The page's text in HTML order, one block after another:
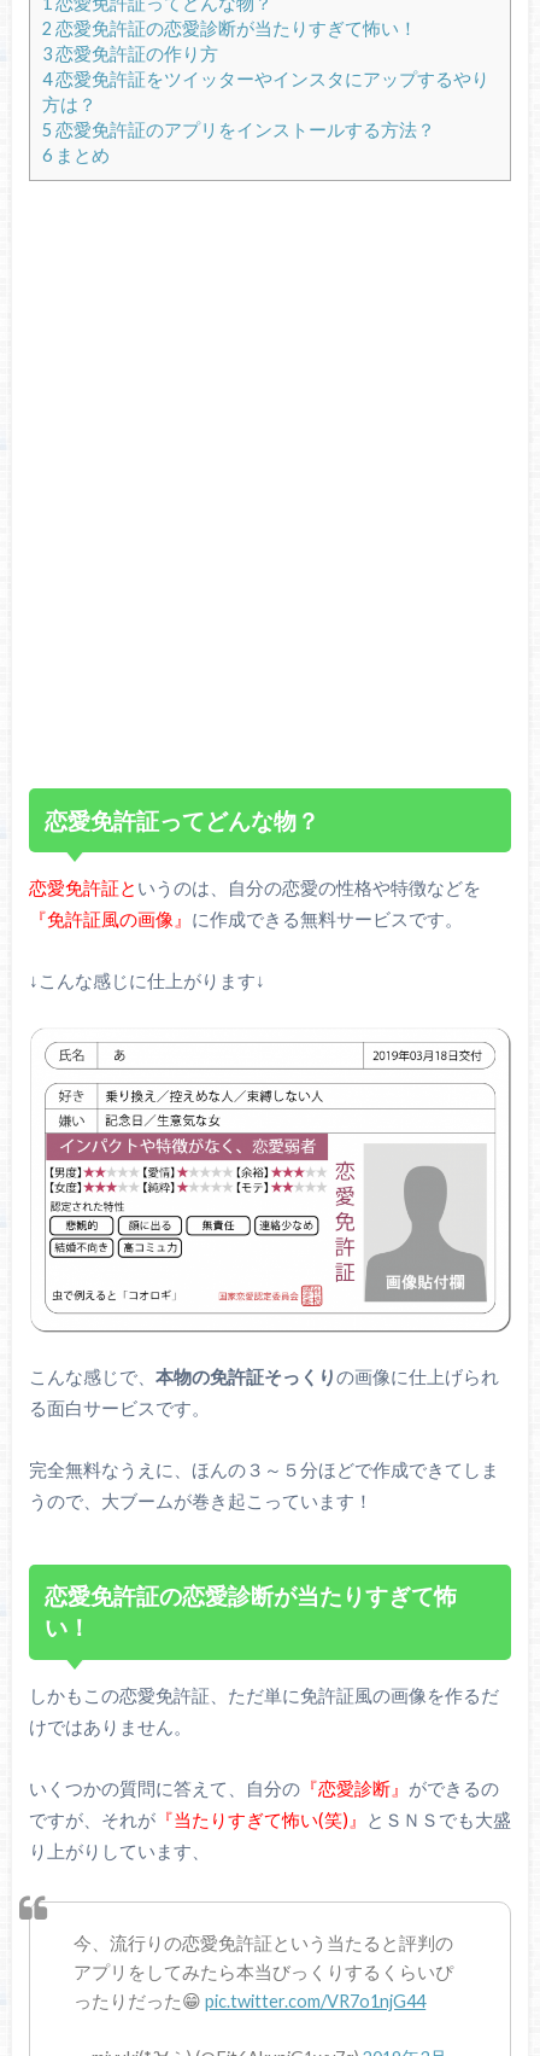
2 恋愛免許証の恋愛診断が当たりすぎて怖い！
3恋愛免許証の作り方
4恋愛免許証をツイッターやインスタにアップするやり
方は？
5 恋愛免許証のアプリをインストールする方法？
6まとめ
恋愛免許証ってどんな物？
恋愛免許証と いうのは、自分の恋愛の性格や特徴などを
『免許証風の画像』 に作成できる無料サービスです。
↓こんな感じに仕上がります↓
こんな感じで、 本物の免許証そっくりの画像に仕上げられ
る面白サービスです。
完全無料なうえに、ほんの３～５分ほどで作成できてしま
うので、大ブームが巻き起こっています！
恋愛免許証の恋愛診断が当たりすぎて怖
い！
しかもこの恋愛免許証、ただ単に免許証風の画像を作るだ
けではありません。
いくつかの質問に答えて、自分の『恋愛診断』 ができるの
ですが、それが『当たりすぎて怖い(笑)』
とＳＮＳでも大盛
り上がりしています、
今、流行りの恋愛免許証という当たると評判の
アプリをしてみたら本当びっくりするくらいぴ
ったりだった😁pic.twitter.com/VR7o1njG44